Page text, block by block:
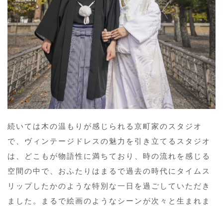
続いては木の温もりが感じられる京町家のスタジオ
で、ヴィンテージドレスの魅力を引き立てるスタジオ
は、どこもが物語性に満ちており、時の流れを感じる
空間の中で、おふたりはまるで過去の時代にタイムス
リップしたかのような特別な一日を過ごしていただき
ました。まるで絵画のようなシーンが次々と生まれま